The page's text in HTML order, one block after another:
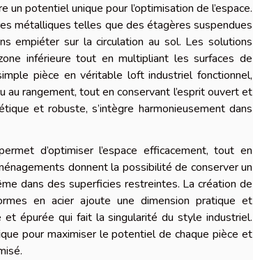
potentiel unique pour l’optimisation de l’espace.
métalliques telles que des étagères suspendues
empiéter sur la circulation au sol. Les solutions
inférieure tout en multipliant les surfaces de
pièce en véritable loft industriel fonctionnel,
rangement, tout en conservant l’esprit ouvert et
et robuste, s’intègre harmonieusement dans
d’optimiser l’espace efficacement, tout en
donnent la possibilité de conserver un
dans des superficies restreintes. La création de
en acier ajoute une dimension pratique et
et épurée qui fait la singularité du style industriel.
pour maximiser le potentiel de chaque pièce et